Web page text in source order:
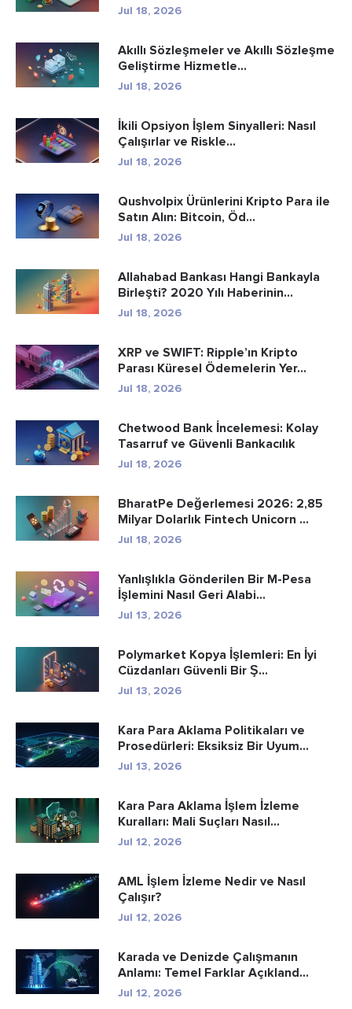
Jul 18, 2026
Akıllı Sözleşmeler ve Akıllı Sözleşme
Geliştirme Hizmetle...
Jul 18, 2026
İkili Opsiyon İşlem Sinyalleri: Nasıl
Çalışırlar ve Riskle...
Jul 18, 2026
Qushvolpix Ürünlerini Kripto Para ile
Satın Alın: Bitcoin, Öd...
Jul 18, 2026
Allahabad Bankası Hangi Bankayla
Birleşti? 2020 Yılı Haberinin...
Jul 18, 2026
XRP ve SWIFT: Ripple’ın Kripto
Parası Küresel Ödemelerin Yer...
Jul 18, 2026
Chetwood Bank İncelemesi: Kolay
Tasarruf ve Güvenli Bankacılık
Jul 18, 2026
BharatPe Değerlemesi 2026: 2,85
Milyar Dolarlık Fintech Unicorn ...
Jul 18, 2026
Yanlışlıkla Gönderilen Bir M-Pesa
İşlemini Nasıl Geri Alabi...
Jul 13, 2026
Polymarket Kopya İşlemleri: En İyi
Cüzdanları Güvenli Bir Ş...
Jul 13, 2026
Kara Para Aklama Politikaları ve
Prosedürleri: Eksiksiz Bir Uyum...
Jul 13, 2026
Kara Para Aklama İşlem İzleme
Kuralları: Mali Suçları Nasıl...
Jul 12, 2026
AML İşlem İzleme Nedir ve Nasıl
Çalışır?
Jul 12, 2026
Karada ve Denizde Çalışmanın
Anlamı: Temel Farklar Açıkland...
Jul 12, 2026